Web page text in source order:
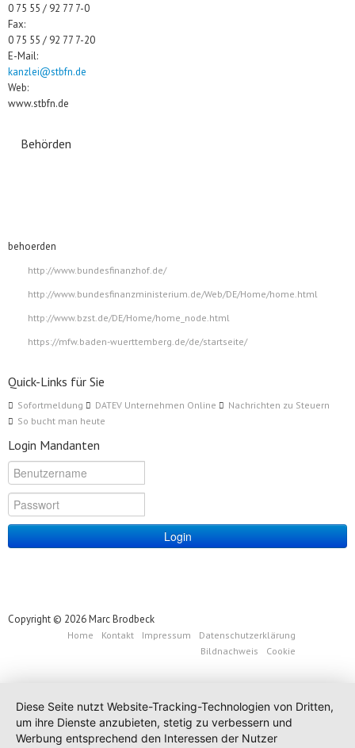
0 75 55 / 92 77 7-0
Fax:
0 75 55 / 92 77 7-20
E-Mail:
kanzlei@stbfn.de
Web:
www.stbfn.de
Behörden
behoerden
http://www.bundesfinanzhof.de/
http://www.bundesfinanzministerium.de/Web/DE/Home/home.html
http://www.bzst.de/DE/Home/home_node.html
https://mfw.baden-wuerttemberg.de/de/startseite/
Quick-Links für Sie
Sofortmeldung DATEV Unternehmen Online
Nachrichten zu Steuern
So bucht man heute
Login Mandanten
Login
Copyright © 2026 Marc Brodbeck
Home Kontakt Impressum
Datenschutzerklärung
Bildnachweis
Cookie
Diese Seite nutzt Website-Tracking-Technologien von Dritten,
um ihre Dienste anzubieten, stetig zu verbessern und
Werbung entsprechend den Interessen der Nutzer